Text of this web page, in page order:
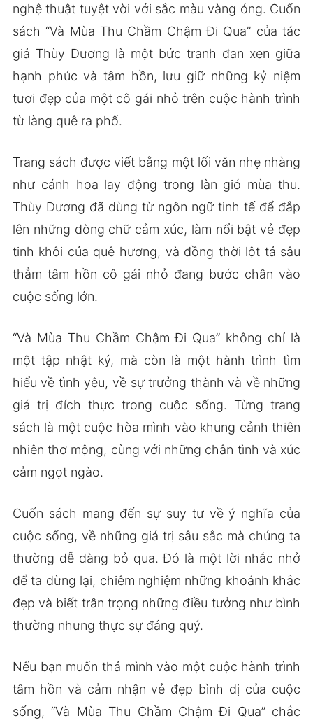
nghệ thuật tuyệt vời với sắc màu vàng óng. Cuốn
sách “Và Mùa Thu Chầm Chậm Đi Qua” của tác
giả Thùy Dương là một bức tranh đan xen giữa
hạnh phúc và tâm hồn, lưu giữ những kỷ niệm
tươi đẹp của một cô gái nhỏ trên cuộc hành trình
từ làng quê ra phố.
Trang sách được viết bằng một lối văn nhẹ nhàng
như cánh hoa lay động trong làn gió mùa thu.
Thùy Dương đã dùng từ ngôn ngữ tinh tế để đắp
lên những dòng chữ cảm xúc, làm nổi bật vẻ đẹp
tinh khôi của quê hương, và đồng thời lột tả sâu
thẳm tâm hồn cô gái nhỏ đang bước chân vào
cuộc sống lớn.
“Và Mùa Thu Chầm Chậm Đi Qua” không chỉ là
một tập nhật ký, mà còn là một hành trình tìm
hiểu về tình yêu, về sự trưởng thành và về những
giá trị đích thực trong cuộc sống. Từng trang
sách là một cuộc hòa mình vào khung cảnh thiên
nhiên thơ mộng, cùng với những chân tình và xúc
cảm ngọt ngào.
Cuốn sách mang đến sự suy tư về ý nghĩa của
cuộc sống, về những giá trị sâu sắc mà chúng ta
thường dễ dàng bỏ qua. Đó là một lời nhắc nhở
để ta dừng lại, chiêm nghiệm những khoảnh khắc
đẹp và biết trân trọng những điều tưởng như bình
thường nhưng thực sự đáng quý.
Nếu bạn muốn thả mình vào một cuộc hành trình
tâm hồn và cảm nhận vẻ đẹp bình dị của cuộc
sống, “Và Mùa Thu Chầm Chậm Đi Qua” chắc